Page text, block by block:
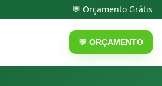
💬 Orçamento Grátis
💬 ORÇAMENTO